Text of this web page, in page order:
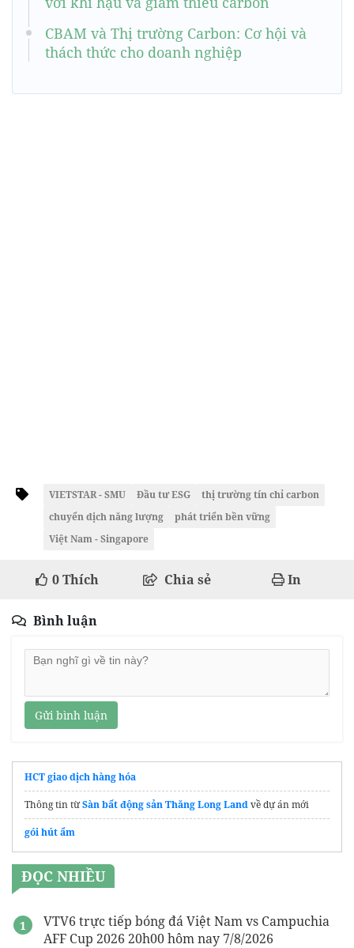
CBAM và Thị trường Carbon: Cơ hội và
thách thức cho doanh nghiệp
VIETSTAR - SMU Đầu tư ESG
thị trường tín chỉ carbon
chuyển dịch năng lượng
phát triển bền vững
Việt Nam - Singapore
0Thích Chia sẻ In
Bình luận
Gửi bình luận
HCT giao dịch hàng hóa
Thông tin từSàn bất động sản Thăng Long Landvề dự án mới
gói hút ẩm
ĐỌC NHIỀU
VTV6 trực tiếp bóng đá Việt Nam vs Campuchia
AFF Cup 2026 20h00 hôm nay 7/8/2026